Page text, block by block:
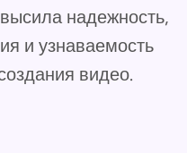
надежность,
и узнаваемость
видео.